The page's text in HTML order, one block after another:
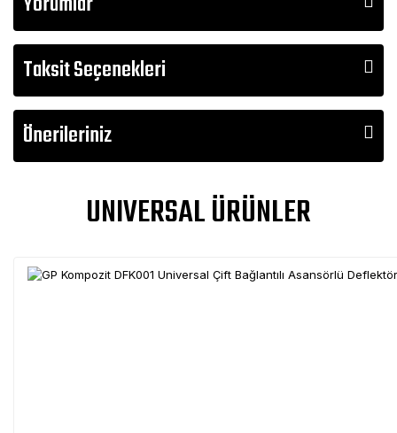
Taksit Seçenekleri
Önerileriniz
UNIVERSAL ÜRÜNLER